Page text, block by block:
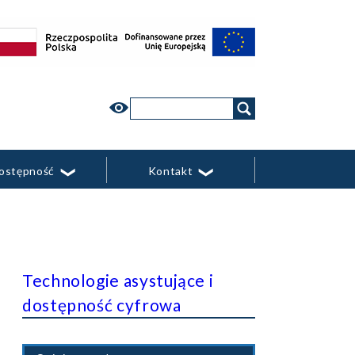
w
Kontakt
Technologie asystujące i
dostępność cyfrowa